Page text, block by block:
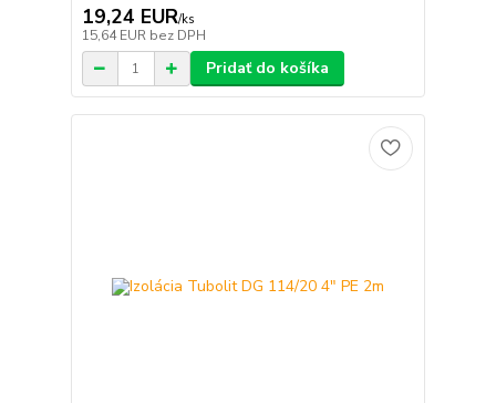
19,24 EUR/ks
15,64 EUR bez DPH
Pridať do košíka